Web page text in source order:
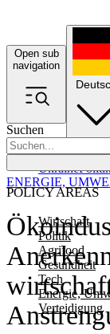
Open sub
navigation
Suchen
POLICY AREAS
Wirtschaft
Politik
Agrifood
Gesundheit
Tech
Energie,
Verteidigung
Ukraine
ENERGIE,